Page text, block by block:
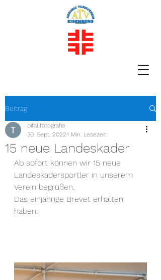
Beitrag
15 neue Landeskader
pifallfotografie
30. Sept. 20221 Min. Lesezeit
Ab sofort können wir 15 neue
Landeskadersportler in unserem
Verein begrüßen.
Das einjährige Brevet erhalten
haben: